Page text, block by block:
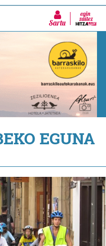
Sartu
EGUNA